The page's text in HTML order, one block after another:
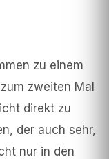
zu einem
zweiten Mal
direkt zu
der auch sehr,
nur in den